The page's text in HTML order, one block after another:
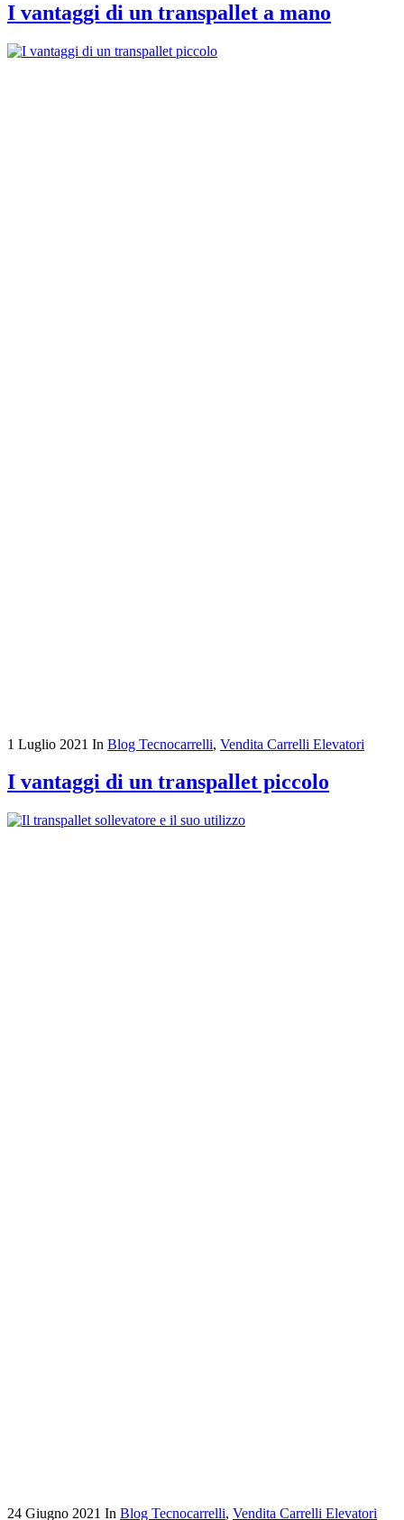
I vantaggi di un transpallet a mano
1 Luglio 2021 In Blog Tecnocarrelli, Vendita Carrelli Elevatori
I vantaggi di un transpallet piccolo
24 Giugno 2021 In Blog Tecnocarrelli, Vendita Carrelli Elevatori